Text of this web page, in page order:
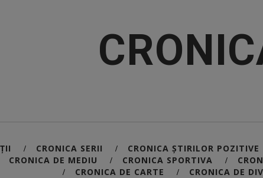
/ CRONICA SERII / CRONICA ȘTIRILOR POZITIVE
CRONICA DE MEDIU / CRONICA SPORTIVA /
/ CRONICA DE CARTE / CRONICA DE